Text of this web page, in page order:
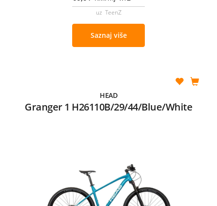
uz TeenZ
Saznaj više
HEAD
Granger 1 H26110B/29/44/Blue/White